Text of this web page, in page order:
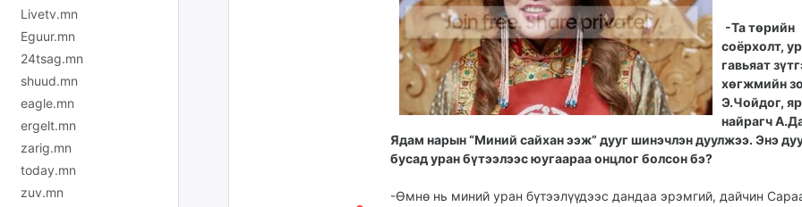
Livetv.mn
Eguur.mn
24tsag.mn
shuud.mn
eagle.mn
ergelt.mn
zarig.mn
today.mn
zuv.mn
-Та төрийн
соёрхолт,
гавьяат
хөгжмийн
Э.Чойдог,
найрагч
Ядам нарын “Миний сай­хан ээж” дууг шинэчлэн дуулжээ. Энэ
бусад уран бүтээлээс юугаараа онцлог болсон бэ?
-Өмнө нь миний уран бүтээлүүдээс дандаа эрэм­гий, дайчин